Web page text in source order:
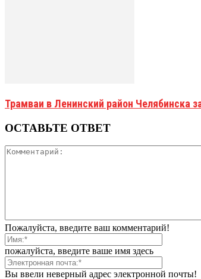
Трамваи в Ленинский район Челябинска
ОСТАВЬТЕ ОТВЕТ
Пожалуйста, введите ваш комментарий!
пожалуйста, введите ваше имя здесь
Вы ввели неверный адрес электронной почты!